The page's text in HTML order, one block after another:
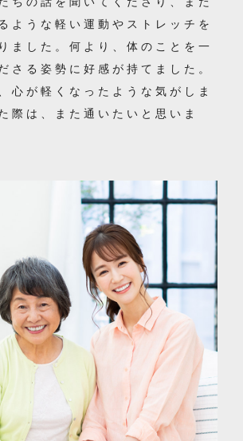
ような軽い運動やストレッチを
ました。何より、体のことを一
さる姿勢に好感が持てました。
心が軽くなったような気がしま
際は、また通いたいと思いま